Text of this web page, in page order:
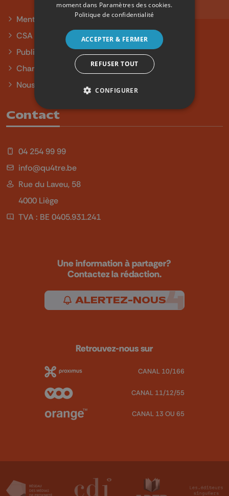
Mentions légales
CSA
Publicité
Charte sur l'égalité et la diversité
Nous contacter
Contact
04 254 99 99
info@qu4tre.be
Rue du Laveu, 58
4000 Liège
TVA : BE 0405.931.241
Une information à partager?
Contactez la rédaction.
ALERTEZ-NOUS
Retrouvez-nous sur
CANAL 10/166
CANAL 11/12/55
CANAL 13 OU 65
moment dans Paramètres des cookies.
Politique de confidentialité
ACCEPTER & FERMER
REFUSER TOUT
CONFIGURER